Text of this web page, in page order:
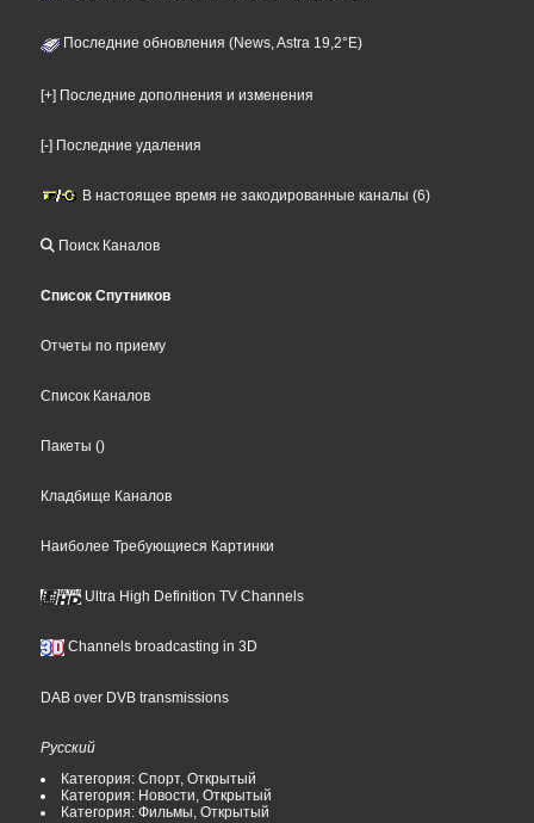
Последние обновления (News, Astra 19,2°E)
[+] Последние дополнения и изменения
[-] Последние удаления
В настоящее время не закодированные каналы (6)
Поиск Каналов
Список Спутников
Отчеты по приему
Список Каналов
Пакеты ()
Кладбище Каналов
Наиболее Требующиеся Картинки
Ultra High Definition TV Channels
Channels broadcasting in 3D
DAB over DVB transmissions
Русский
Категория: Спорт, Открытый
Категория: Новости, Открытый
Категория: Фильмы, Открытый